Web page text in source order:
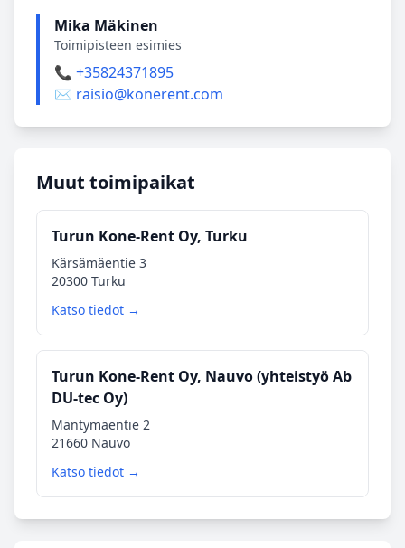
Mika Mäkinen
Toimipisteen esimies
📞 +35824371895
✉️ raisio@konerent.com
Muut toimipaikat
Turun Kone-Rent Oy, Turku
Kärsämäentie 3
20300 Turku
Katso tiedot →
Turun Kone-Rent Oy, Nauvo (yhteistyö Ab
DU-tec Oy)
Mäntymäentie 2
21660 Nauvo
Katso tiedot →